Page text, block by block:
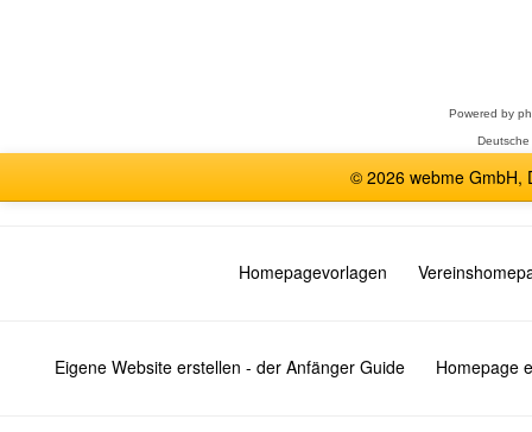
Powered by
© 2026 webme GmbH,
Homepagevorlagen
Eigene Website erstellen - der Anfänger Guide Homepage